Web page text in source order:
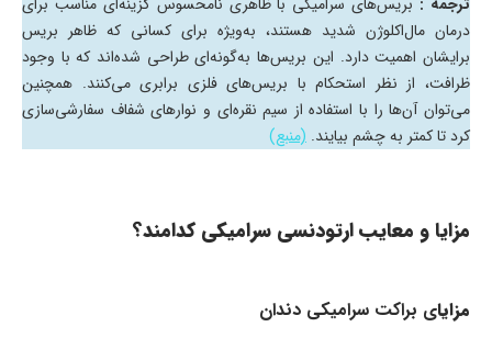
درمان مال‌اکلوژن شدید هستند، به‌ویژه برای کسانی که ظاهر بریس
برایشان اهمیت دارد. این بریس‌ها به‌گونه‌ای طراحی شده‌اند که با وجود
ظرافت، از نظر استحکام با بریس‌های فلزی برابری می‌کنند. همچنین
می‌توان آن‌ها را با استفاده از سیم نقره‌ای و نوارهای شفاف سفارشی‌سازی
کرد تا کمتر به چشم بیایند. (منبع)
مزایا و معایب ارتودنسی سرامیکی کدامند؟
مزایای براکت سرامیکی دندان